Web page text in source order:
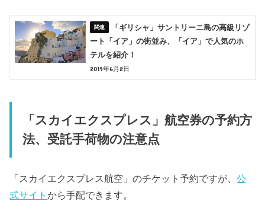
「ギリシャ」サントリーニ島の高級リゾ
ート「イア」の街並み、「イア」で人気のホ
テルを紹介！
2019年6月2日
「スカイエクスプレス」航空券の予約方
法、受託手荷物の注意点
「スカイエクスプレス航空」のチケット予約ですが、公
式サイトから手配できます。